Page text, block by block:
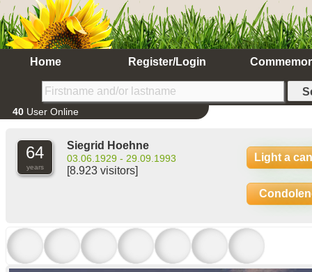
Home Register/Login
40 User Online
64
years
Siegrid Hoehne
03.06.1929 - 29.09.1993
[8.923 visitors]
Light a